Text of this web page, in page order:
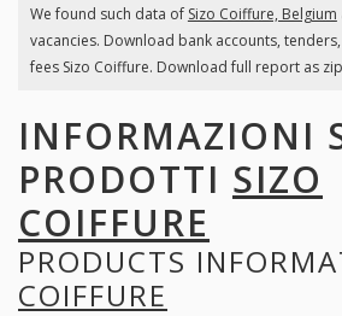
We found such data of Sizo Coiffure, Belgium
vacancies. Download bank accounts,
fees Sizo Coiffure. Download full report as
INFORMAZIONI
PRODOTTI SIZO
COIFFURE
PRODUCTS
COIFFURE